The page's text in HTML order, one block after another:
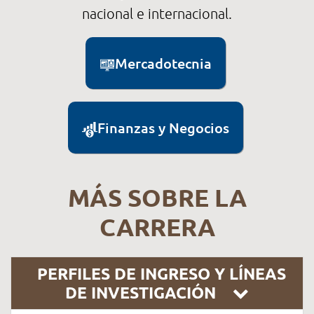
nacional e internacional.
Mercadotecnia
Finanzas y Negocios
MÁS SOBRE LA
CARRERA
PERFILES DE INGRESO Y LÍNEAS
DE INVESTIGACIÓN